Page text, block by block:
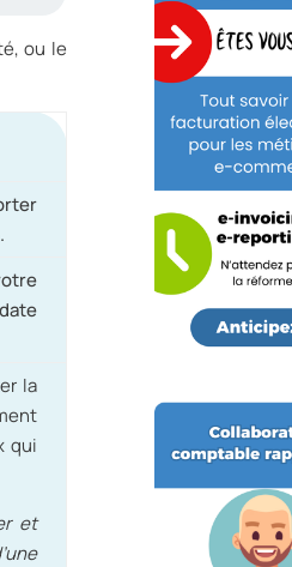
ou le
la
qui
et